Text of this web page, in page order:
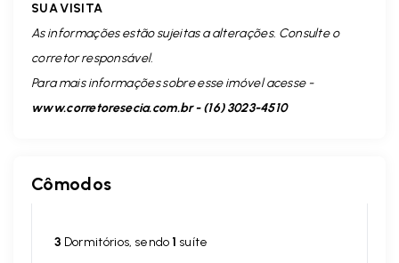
SUA VISITA
As informações estão sujeitas a alterações. Consulte o
corretor responsável.
Para mais informações sobre esse imóvel acesse -
www.corretoresecia.com.br - (16) 3023-4510
Cômodos
3 Dormitórios, sendo1 suíte